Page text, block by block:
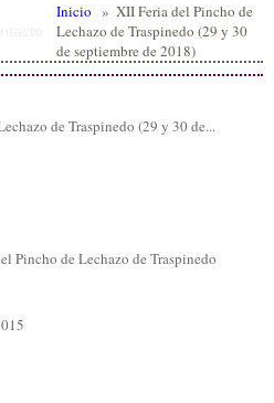
Inicio » XII Feria del Pincho de
Lechazo de Traspinedo (29 y 30
de septiembre de 2018)
de Traspinedo (29 y 30 de...
Pincho de Lechazo de Traspinedo